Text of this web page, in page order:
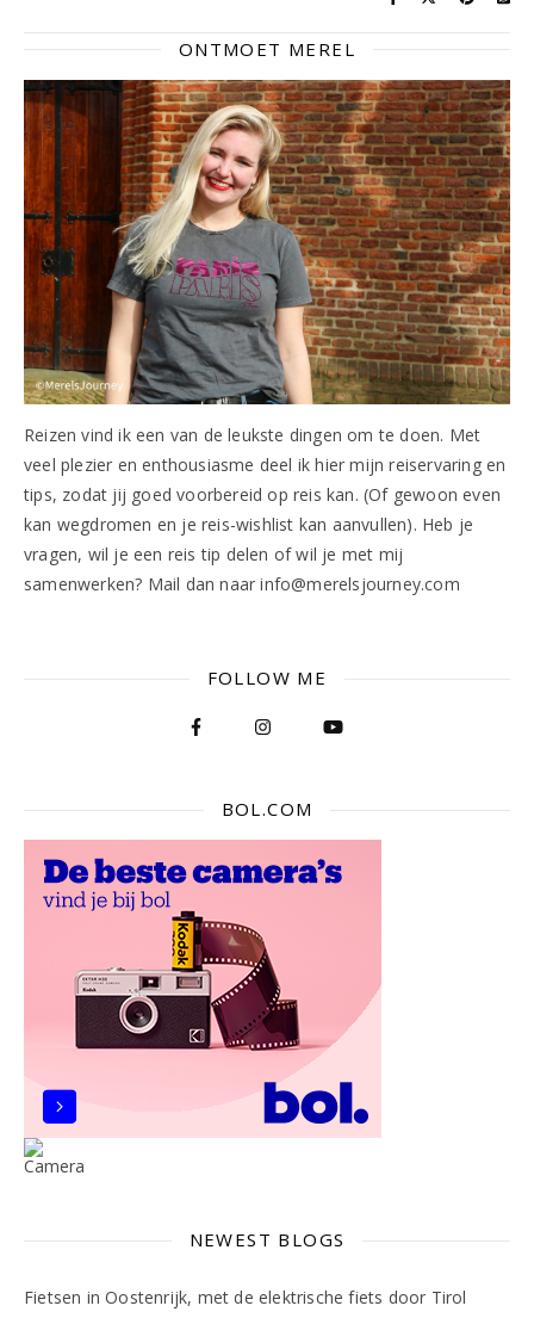
ONTMOET MEREL
Reizen vind ik een van de leukste dingen om te doen. Met
veel plezier en enthousiasme deel ik hier mijn reiservaring en
tips, zodat jij goed voorbereid op reis kan. (Of gewoon even
kan wegdromen en je reis-wishlist kan aanvullen). Heb je
vragen, wil je een reis tip delen of wil je met mij
samenwerken? Mail dan naar info@merelsjourney.com
FOLLOW ME
BOL.COM
NEWEST BLOGS
Fietsen in Oostenrijk, met de elektrische fiets door Tirol